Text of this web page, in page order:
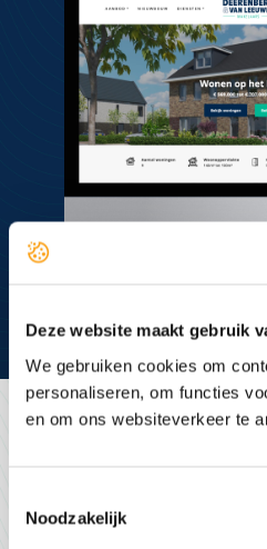
Deze website maakt gebruik
We gebruiken cookies om
personaliseren, om functies
en om ons websiteverkeer te
Noodzakelijk